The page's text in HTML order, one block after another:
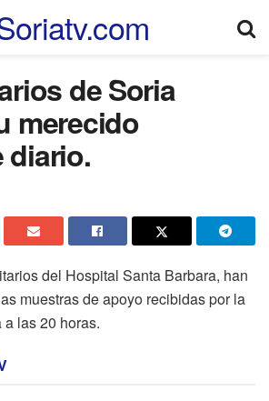
de Soria
merecido
diario.
del Hospital Santa Barbara, han
muestras de apoyo recibidas por la
las 20 horas.